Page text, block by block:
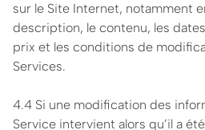
sur le Site Internet, notamment
description, le contenu, les
prix et les conditions de
Services.
4.4 Si une modification des
Service intervient alors qu’il a